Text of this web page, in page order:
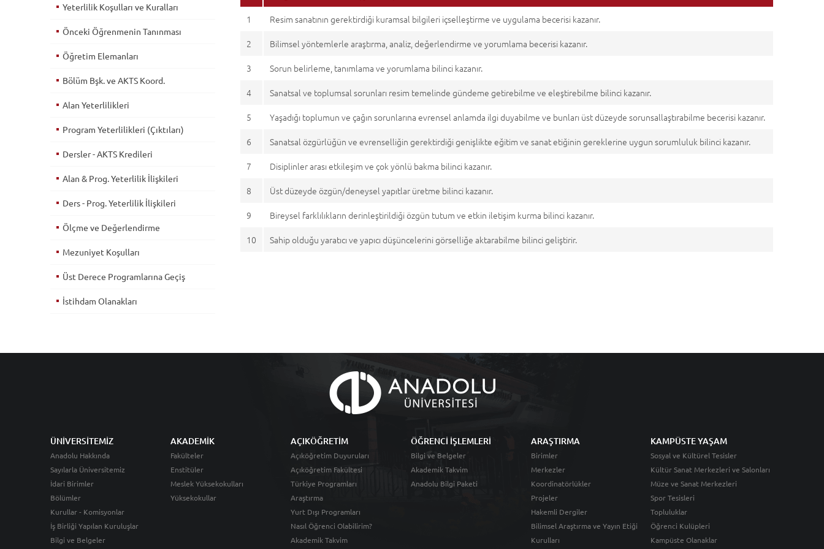
1
Resim sanatının gerektirdiği kuramsal bilgileri içselleştirme ve uygulama becerisi kazanır.
2
Bilimsel yöntemlerle araştırma, analiz, değerlendirme ve yorumlama becerisi kazanır.
3
Sorun belirleme, tanımlama ve yorumlama bilinci kazanır.
4
Sanatsal ve toplumsal sorunları resim temelinde gündeme getirebilme ve eleştirebilme bilinci kazanır.
5
Yaşadığı toplumun ve çağın sorunlarına evrensel anlamda ilgi duyabilme ve bunları üst düzeyde sorunsallaştırabilme becerisi kazanır.
6
Sanatsal özgürlüğün ve evrenselliğin gerektirdiği genişlikte eğitim ve sanat etiğinin gereklerine uygun sorumluluk bilinci kazanır.
7
Disiplinler arası etkileşim ve çok yönlü bakma bilinci kazanır.
8
Üst düzeyde özgün/deneysel yapıtlar üretme bilinci kazanır.
9
Bireysel farklılıkların derinleştirildiği özgün tutum ve etkin iletişim kurma bilinci kazanır.
10
Sahip olduğu yaratıcı ve yapıcı düşüncelerini görselliğe aktarabilme bilinci geliştirir.
Yeterlilik Koşulları ve Kuralları
Önceki Öğrenmenin Tanınması
Öğretim Elemanları
Bölüm Bşk. ve AKTS Koord.
Alan Yeterlilikleri
Program Yeterlilikleri (Çıktıları)
Dersler - AKTS Kredileri
Alan & Prog. Yeterlilik İlişkileri
Ders - Prog. Yeterlilik İlişkileri
Ölçme ve Değerlendirme
Mezuniyet Koşulları
Üst Derece Programlarına Geçiş
İstihdam Olanakları
ÜNİVERSİTEMİZ
Anadolu Hakkında
Sayılarla Üniversitemiz
İdari Birimler
Bölümler
Kurullar - Komisyonlar
İş Birliği Yapılan Kuruluşlar
Bilgi ve Belgeler
AKADEMİK
Fakülteler
Enstitüler
Meslek Yüksekokulları
Yüksekokullar
AÇIKÖĞRETİM
Açıköğretim Duyuruları
Açıköğretim Fakültesi
Türkiye Programları
Araştırma
Yurt Dışı Programları
Nasıl Öğrenci Olabilirim?
Akademik Takvim
ÖĞRENCİ İŞLEMLERİ
Bilgi ve Belgeler
Akademik Takvim
Anadolu Bilgi Paketi
ARAŞTIRMA
Birimler
Merkezler
Koordinatörlükler
Projeler
Hakemli Dergiler
Bilimsel Araştırma ve Yayın Etiği
Kurulları
KAMPÜSTE YAŞAM
Sosyal ve Kültürel Tesisler
Kültür Sanat Merkezleri ve Salonları
Müze ve Sanat Merkezleri
Spor Tesisleri
Topluluklar
Öğrenci Kulüpleri
Kampüste Olanaklar